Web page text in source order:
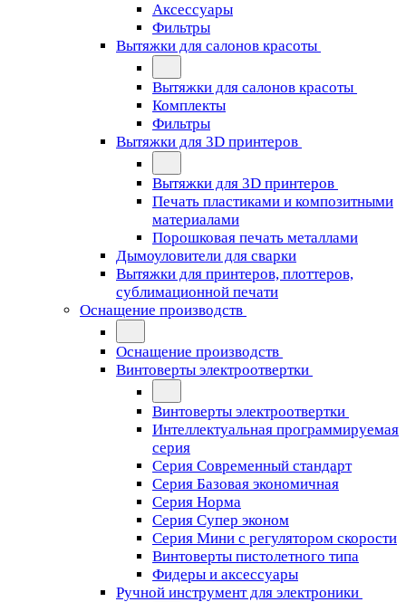
Аксессуары
Фильтры
Вытяжки для салонов красоты
Вытяжки для салонов красоты
Комплекты
Фильтры
Вытяжки для 3D принтеров
Вытяжки для 3D принтеров
Печать пластиками и композитными
материалами
Порошковая печать металлами
Дымоуловители для сварки
Вытяжки для принтеров, плоттеров,
сублимационной печати
Оснащение производств
Оснащение производств
Винтоверты электроотвертки
Винтоверты электроотвертки
Интеллектуальная программируемая
серия
Серия Современный стандарт
Серия Базовая экономичная
Серия Норма
Серия Cупер эконом
Серия Мини с регулятором скорости
Винтоверты пистолетного типа
Фидеры и аксессуары
Ручной инструмент для электроники